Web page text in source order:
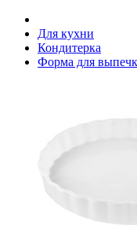
Для кухни
Кондитерка
Форма для